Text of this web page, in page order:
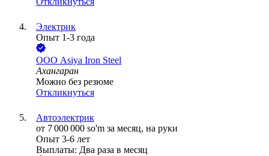
Электрик
Опыт 1-3 года
ООО Asiya Iron Steel
Ахангаран
Можно без резюме
Откликнуться
Автоэлектрик
от 7 000 000 so'm за месяц, на руки
Опыт 3-6 лет
Выплаты: Два раза в месяц